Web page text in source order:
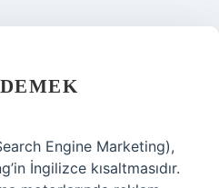
Engine Marketing),
İngilizce kısaltmasıdır.